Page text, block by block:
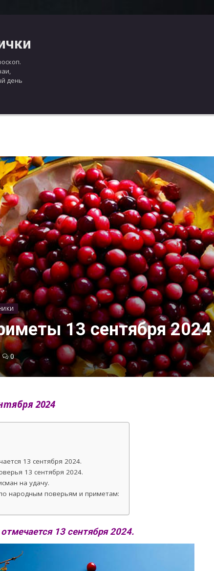
день
13 сентября 2024
0
2024
13 сентября 2024.
13 сентября 2024.
на удачу.
народным поверьям и приметам:
13 сентября 2024.